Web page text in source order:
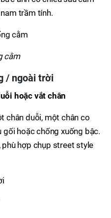
trầm tính.
cằm
/ ngoài trời
hoặc vắt chân
chân duỗi, một chân co
gối hoặc chống xuống bậc.
phù hợp chụp street style